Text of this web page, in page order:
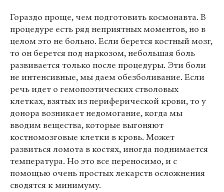
Гораздо проще, чем подготовить космонавта. В
процедуре есть ряд неприятных моментов, но в
целом это не больно. Если берется костный мозг,
то он берется под наркозом, небольшая боль
развивается только после процедуры. Эти боли
не интенсивные, мы даем обезболивание. Если
речь идет о гемопоэтических стволовых
клетках, взятых из периферической крови, то у
донора возникает недомогание, когда мы
вводим вещества, которые выгоняют
костномозговые клетки в кровь. Может
развиться ломота в костях, иногда поднимается
температура. Но это все переносимо, и с
помощью очень простых лекарств осложнения
сводятся к минимуму.